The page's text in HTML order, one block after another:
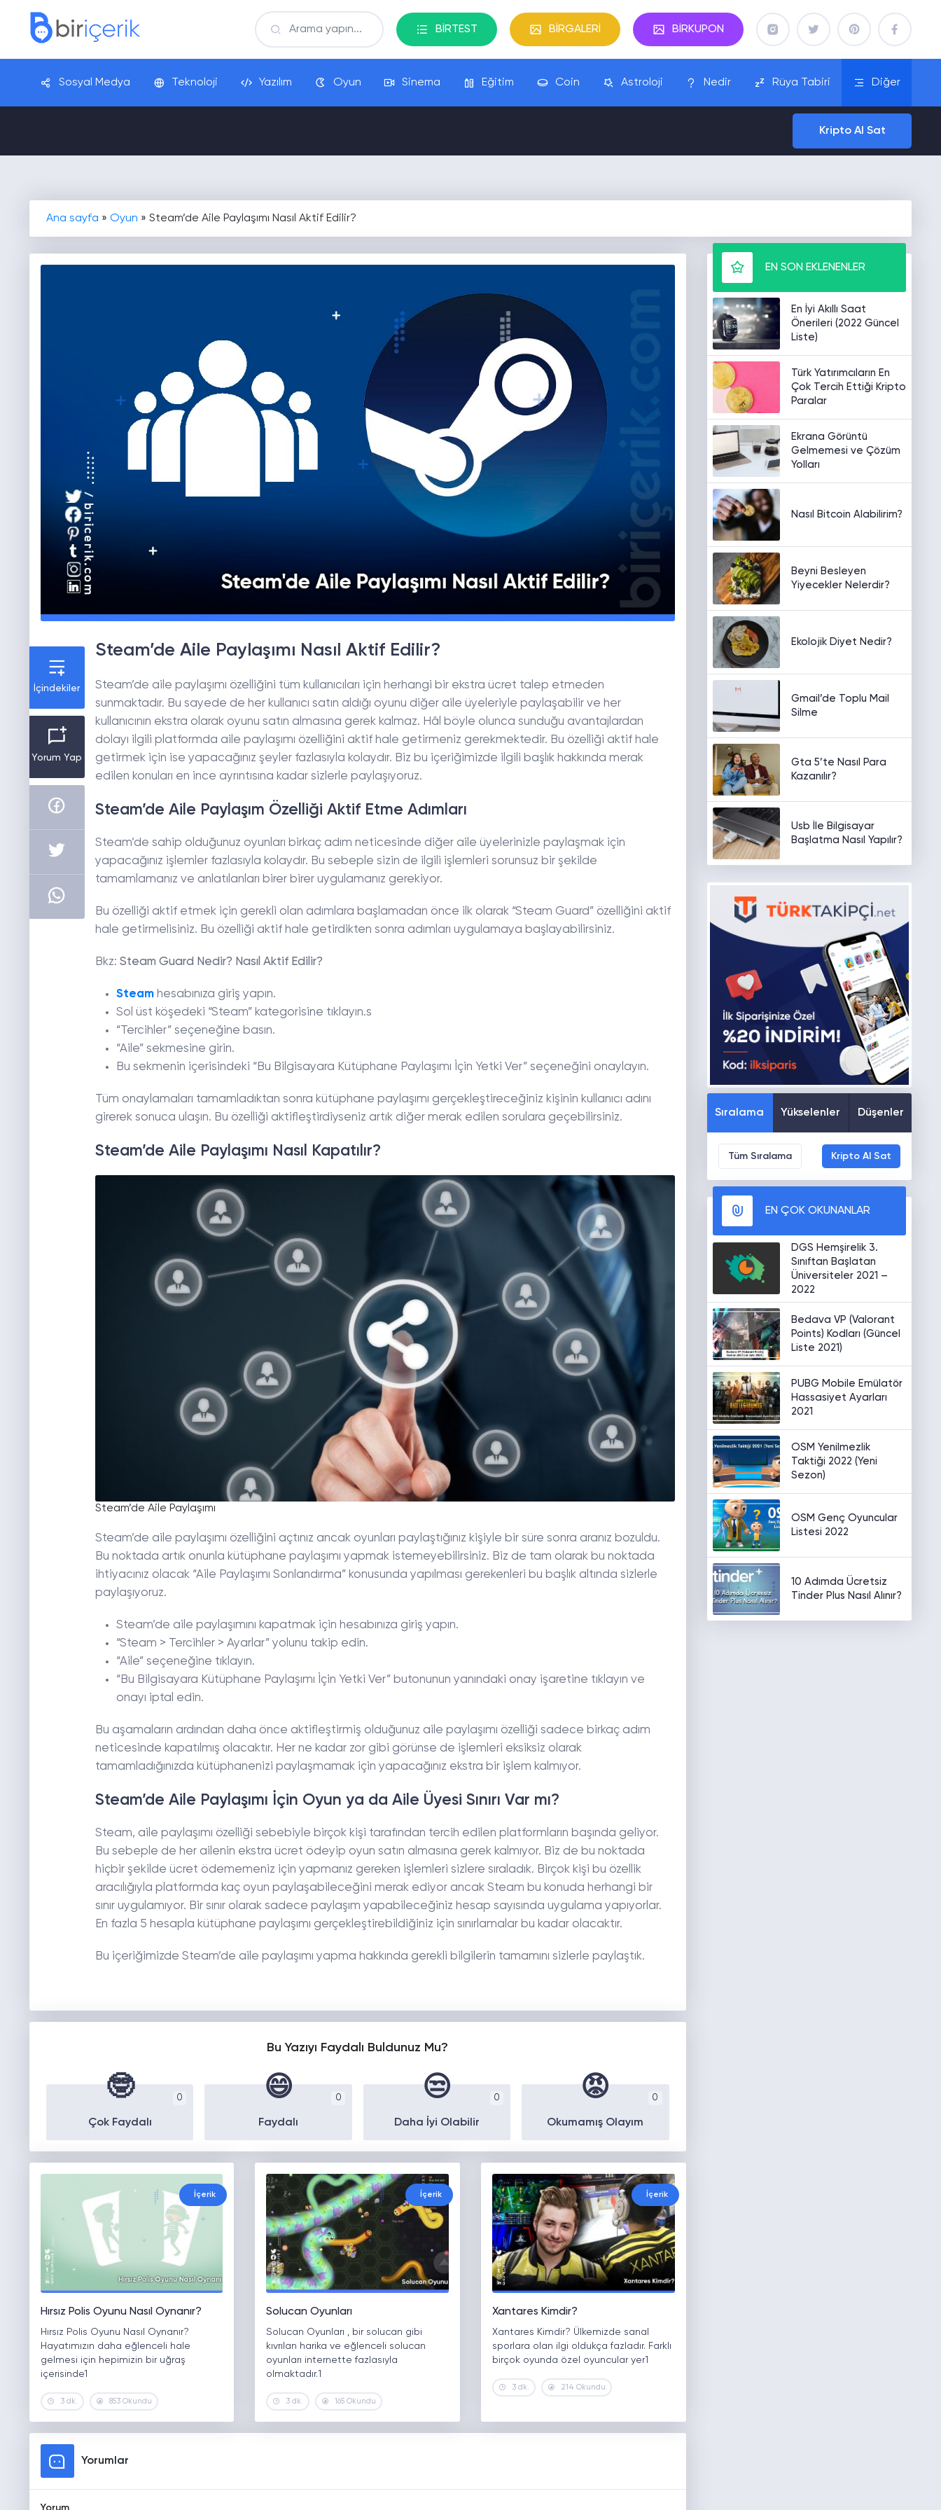
BİRTEST BİRGALERİ BİRKUPON
Sosyal Medya Teknoloji Yazılım Oyun Sinema Eğitim Coin Astroloji Nedir Rüya Tabiri Diğer
Kripto Al Sat
Ana sayfa » Oyun » Steam’de Aile Paylaşımı Nasıl Aktif Edilir?
İçindekiler
Yorum Yap
Steam’de Aile Paylaşımı Nasıl Aktif Edilir?
Steam’de aile paylaşımı özelliğini tüm kullanıcıları için herhangi bir ekstra ücret talep etmeden
sunmaktadır. Bu sayede de her kullanıcı satın aldığı oyunu diğer aile üyeleriyle paylaşabilir ve her
kullanıcının ekstra olarak oyunu satın almasına gerek kalmaz. Hâl böyle olunca sunduğu avantajlardan
dolayı ilgili platformda aile paylaşımı özelliğini aktif hale getirmeniz gerekmektedir. Bu özelliği aktif hale
getirmek için ise yapacağınız şeyler fazlasıyla kolaydır. Biz bu içeriğimizde ilgili başlık hakkında merak
edilen konuları en ince ayrıntısına kadar sizlerle paylaşıyoruz.
Steam’de Aile Paylaşım Özelliği Aktif Etme Adımları
Steam’de sahip olduğunuz oyunları birkaç adım neticesinde diğer aile üyelerinizle paylaşmak için
yapacağınız işlemler fazlasıyla kolaydır. Bu sebeple sizin de ilgili işlemleri sorunsuz bir şekilde
tamamlamanız ve anlatılanları birer birer uygulamanız gerekiyor.
Bu özelliği aktif etmek için gerekli olan adımlara başlamadan önce ilk olarak “Steam Guard” özelliğini aktif
hale getirmelisiniz. Bu özelliği aktif hale getirdikten sonra adımları uygulamaya başlayabilirsiniz.
Bkz: Steam Guard Nedir? Nasıl Aktif Edilir?
Steamhesabınıza giriş yapın.
Sol üst köşedeki “Steam” kategorisine tıklayın.s
“Tercihler” seçeneğine basın.
“Aile” sekmesine girin.
Bu sekmenin içerisindeki “Bu Bilgisayara Kütüphane Paylaşımı İçin Yetki Ver” seçeneğini onaylayın.
Tüm onaylamaları tamamladıktan sonra kütüphane paylaşımı gerçekleştireceğiniz kişinin kullanıcı adını
girerek sonuca ulaşın. Bu özelliği aktifleştirdiyseniz artık diğer merak edilen sorulara geçebilirsiniz.
Steam’de Aile Paylaşımı Nasıl Kapatılır?
Steam’de Aile Paylaşımı
Steam’de aile paylaşımı özelliğini açtınız ancak oyunları paylaştığınız kişiyle bir süre sonra aranız bozuldu.
Bu noktada artık onunla kütüphane paylaşımı yapmak istemeyebilirsiniz. Biz de tam olarak bu noktada
ihtiyacınız olacak “Aile Paylaşımı Sonlandırma” konusunda yapılması gerekenleri bu başlık altında sizlerle
paylaşıyoruz.
Steam’de aile paylaşımını kapatmak için hesabınıza giriş yapın.
“Steam > Tercihler > Ayarlar” yolunu takip edin.
“Aile” seçeneğine tıklayın.
“Bu Bilgisayara Kütüphane Paylaşımı İçin Yetki Ver” butonunun yanındaki onay işaretine tıklayın ve
onayı iptal edin.
Bu aşamaların ardından daha önce aktifleştirmiş olduğunuz aile paylaşımı özelliği sadece birkaç adım
neticesinde kapatılmış olacaktır. Her ne kadar zor gibi görünse de işlemleri eksiksiz olarak
tamamladığınızda kütüphanenizi paylaşmamak için yapacağınız ekstra bir işlem kalmıyor.
Steam’de Aile Paylaşımı İçin Oyun ya da Aile Üyesi Sınırı Var mı?
Steam, aile paylaşımı özelliği sebebiyle birçok kişi tarafından tercih edilen platformların başında geliyor.
Bu sebeple de her ailenin ekstra ücret ödeyip oyun satın almasına gerek kalmıyor. Biz de bu noktada
hiçbir şekilde ücret ödememeniz için yapmanız gereken işlemleri sizlere sıraladık. Birçok kişi bu özellik
aracılığıyla platformda kaç oyun paylaşabileceğini merak ediyor ancak Steam bu konuda herhangi bir
sınır uygulamıyor. Bir sınır olarak sadece paylaşım yapabileceğiniz hesap sayısında uygulama yapıyorlar.
En fazla 5 hesapla kütüphane paylaşımı gerçekleştirebildiğiniz için sınırlamalar bu kadar olacaktır.
Bu içeriğimizde Steam’de aile paylaşımı yapma hakkında gerekli bilgilerin tamamını sizlerle paylaştık.
Bu Yazıyı Faydalı Buldunuz Mu?
0
🤓
Çok Faydalı
0
😄
Faydalı
0
😒
Daha İyi Olabilir
0
😡
Okumamış Olayım
İçerik
Hırsız Polis Oyunu Nasıl Oynanır?
Hırsız Polis Oyunu Nasıl Oynanır?
Hayatımızın daha eğlenceli hale
gelmesi için hepimizin bir uğraş
içerisinde1
3 dk. 853 Okundu
İçerik
Solucan Oyunları
Solucan Oyunları , bir solucan gibi
kıvrılan harika ve eğlenceli solucan
oyunları internette fazlasıyla
olmaktadır.1
3 dk. 165 Okundu
İçerik
Xantares Kimdir?
Xantares Kimdir? Ülkemizde sanal
sporlara olan ilgi oldukça fazladır. Farklı
birçok oyunda özel oyuncular yer1
3 dk. 214 Okundu
Yorumlar
Yorum
EN SON EKLENENLER
En İyi Akıllı Saat
Önerileri (2022 Güncel
Liste)
Türk Yatırımcıların En
Çok Tercih Ettiği Kripto
Paralar
Ekrana Görüntü
Gelmemesi ve Çözüm
Yolları
Nasıl Bitcoin Alabilirim?
Beyni Besleyen
Yiyecekler Nelerdir?
Ekolojik Diyet Nedir?
Gmail’de Toplu Mail
Silme
Gta 5’te Nasıl Para
Kazanılır?
Usb İle Bilgisayar
Başlatma Nasıl Yapılır?
Sıralama Yükselenler Düşenler
Tüm Sıralama Kripto Al Sat
EN ÇOK OKUNANLAR
DGS Hemşirelik 3.
Sınıftan Başlatan
Üniversiteler 2021 –
2022
Bedava VP (Valorant
Points) Kodları (Güncel
Liste 2021)
PUBG Mobile Emülatör
Hassasiyet Ayarları
2021
OSM Yenilmezlik
Taktiği 2022 (Yeni
Sezon)
OSM Genç Oyuncular
Listesi 2022
10 Adımda Ücretsiz
Tinder Plus Nasıl Alınır?